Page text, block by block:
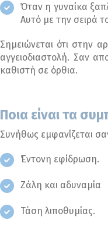
Όταν η γυναίκα
Αυτό με την σειρά
Σημειώνεται ότι στην
αγγειοδιαστολή. Σαν
καθιστή σε όρθια.
Ποια είναι τα
Συνήθως εμφανίζεται
Έντονη εφίδρωση.
Ζάλη και αδυναμία
Τάση λιποθυμίας.